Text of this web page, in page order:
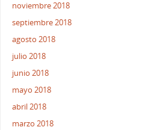
noviembre 2018
septiembre 2018
agosto 2018
julio 2018
junio 2018
mayo 2018
abril 2018
marzo 2018